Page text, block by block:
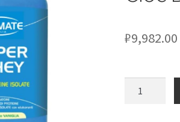
₽9,982.00